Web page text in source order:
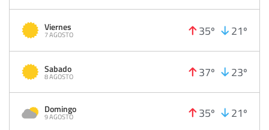
Viernes
7 AGOSTO 35º 21º
Sabado
8 AGOSTO 37º 23º
Domingo
9 AGOSTO 35º 21º